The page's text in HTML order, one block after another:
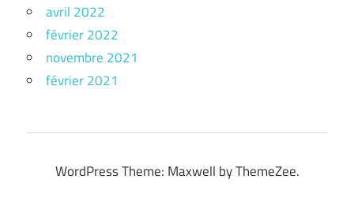
avril 2022
février 2022
novembre 2021
février 2021
WordPress Theme: Maxwell by ThemeZee.